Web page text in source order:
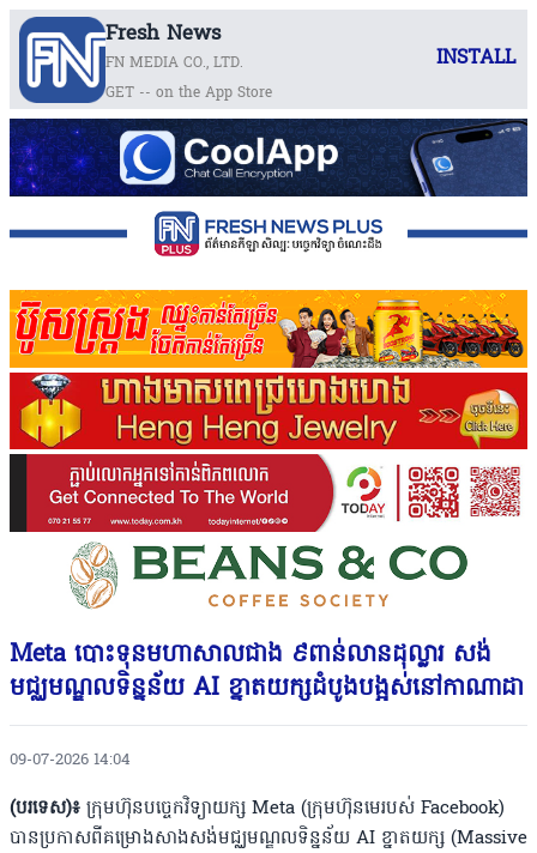
Fresh News
FN MEDIA CO., LTD.
GET -- on the App Store
INSTALL
Meta បោះទុនមហាសាលជាង ៩ពាន់លានដុល្លារ សង់
មជ្ឈមណ្ឌលទិន្នន័យ AI ខ្នាតយក្សដំបូងបង្អស់នៅកាណាដា
09-07-2026 14:04
(បរទេស)៖ ក្រុមហ៊ុនបច្ចេកវិទ្យាយក្ស Meta (ក្រុមហ៊ុនមេរបស់ Facebook)
បានប្រកាសពីគម្រោងសាងសង់មជ្ឈមណ្ឌលទិន្នន័យ AI ខ្នាតយក្ស (Massive